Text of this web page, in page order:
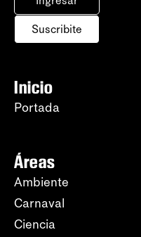
Suscribite
Inicio
Portada
Áreas
Ambiente
Carnaval
Ciencia